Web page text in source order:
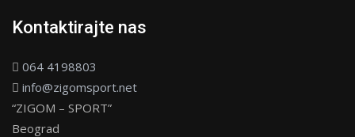
Kontaktirajte nas
064 4198803
info@zigomsport.net
“ZIGOM – SPORT”
Beograd